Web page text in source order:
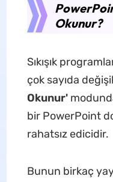
Okunur?
Sıkışık
çok sayıda
Okunur'
bir PowerPoint
rahatsız edicidir.
Bunun birkaç